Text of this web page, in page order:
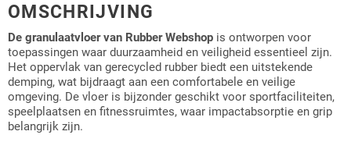
OMSCHRIJVING
De granulaatvloer van Rubber Webshop is ontworpen voor
toepassingen waar duurzaamheid en veiligheid essentieel zijn.
Het oppervlak van gerecycled rubber biedt een uitstekende
demping, wat bijdraagt aan een comfortabele en veilige
omgeving. De vloer is bijzonder geschikt voor sportfaciliteiten,
speelplaatsen en fitnessruimtes, waar impactabsorptie en grip
belangrijk zijn.